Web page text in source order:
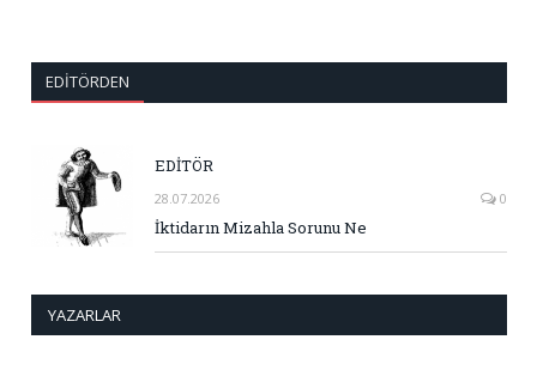
EDITÖRDEN
EDİTÖR
28.07.2026 0
İktidarın Mizahla Sorunu Ne
YAZARLAR